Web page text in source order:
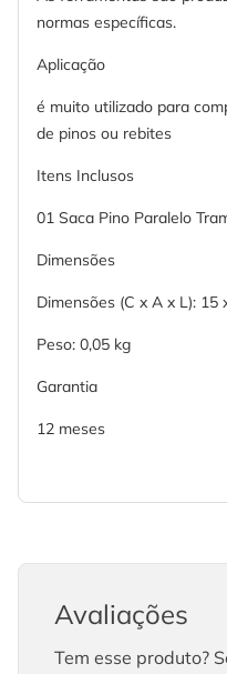
normas específicas.
Aplicação
é muito utilizado para
de pinos ou rebites
Itens Inclusos
01 Saca Pino Paralelo
Dimensões
Dimensões (C x A x L): 15
Peso: 0,05 kg
Garantia
12 meses
Avaliações
Tem esse produto?